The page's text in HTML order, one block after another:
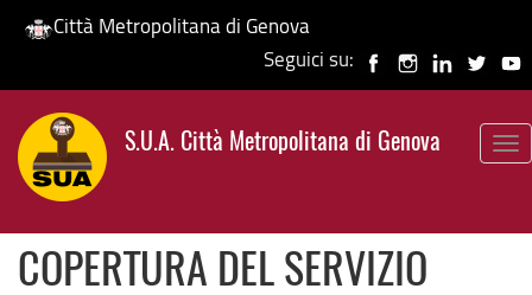
Salta
contenuto
principale
Città Metropolitana di Genova
Seguici su:
S.U.A. Città Metropolitana di Genova
COPERTURA DEL SERVIZIO